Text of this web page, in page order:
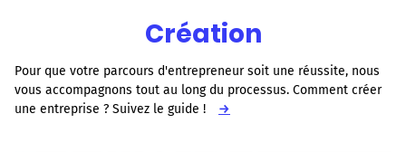
Création
Pour que votre parcours d'entrepreneur soit une réussite, nous
vous accompagnons tout au long du processus. Comment créer
une entreprise ? Suivez le guide !
→